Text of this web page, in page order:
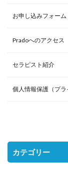
お申し込みフォーム
Pradoへのアクセス
セラピスト紹介
個人情報保護（プ
カテゴリー